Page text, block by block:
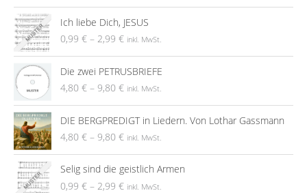
Ich liebe Dich, JESUS
0,99€ – 2,99€ inkl. MwSt.
Die zwei PETRUSBRIEFE
4,80€ – 9,80€ inkl. MwSt.
DIE BERGPREDIGT in Liedern. Von Lothar Gassmann
4,80€ – 9,80€ inkl. MwSt.
Selig sind die geistlich Armen
0,99€ – 2,99€ inkl. MwSt.